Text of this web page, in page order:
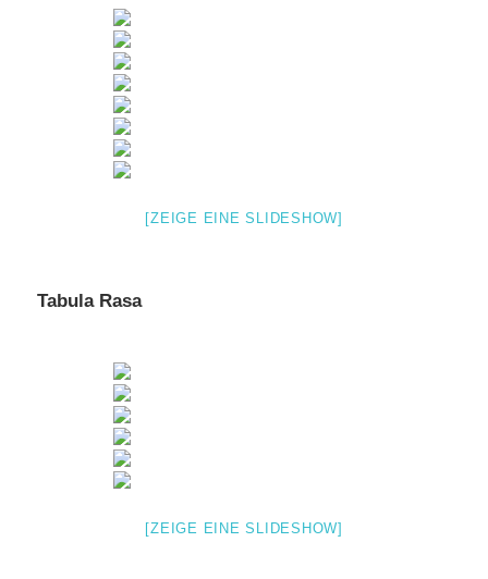
[ZEIGE EINE SLIDESHOW]
Tabula Rasa
[ZEIGE EINE SLIDESHOW]